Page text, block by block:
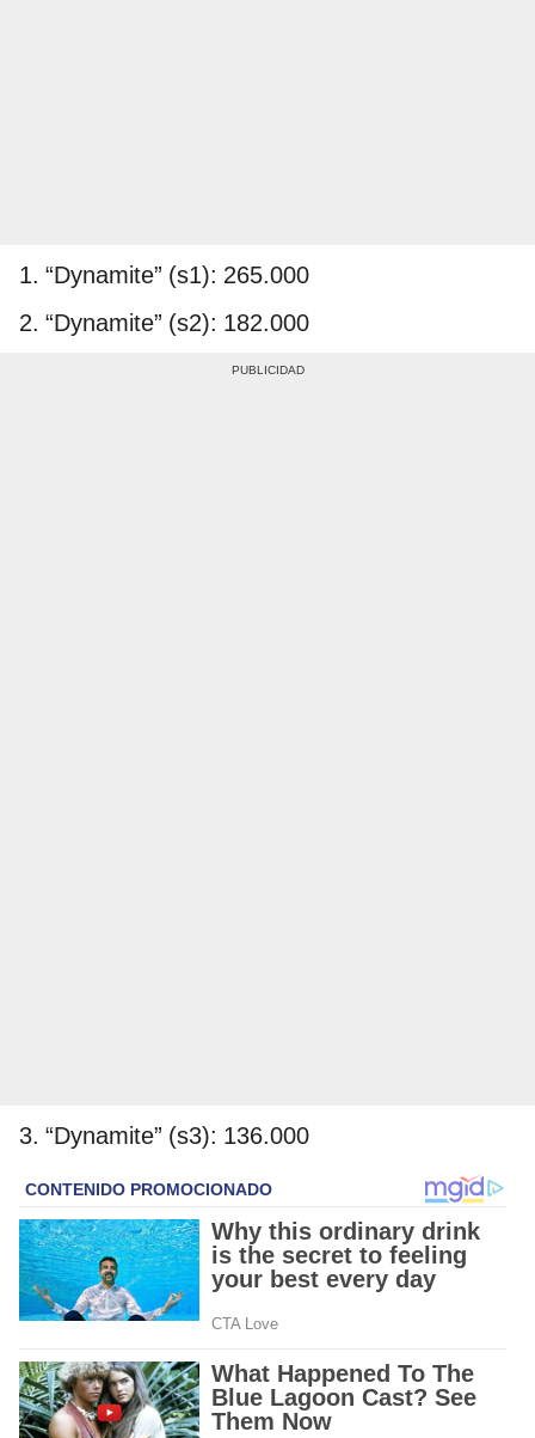
1. “Dynamite” (s1): 265.000
2. “Dynamite” (s2): 182.000
3. “Dynamite” (s3): 136.000